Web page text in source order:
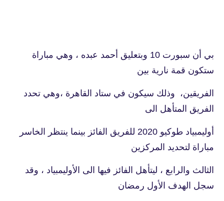
بي أن سبورت 10 وبتعليق أحمد عبده ، وهي مباراة
ستكون قمة نارية بين
الفريقين، وذلك سيكون في ستاد القاهرة ،وهي تحدد
الفريق المتأهل الى
أوليمبياد طوكيو 2020 للفريق الفائز بينما ينتظر الخاسر
مباراة لتحديد المركزين
الثالث والرابع ، ليتأهل الفائز فيها الى الأوليمبياد ، وقد
سجل الهدف الأول رمضان